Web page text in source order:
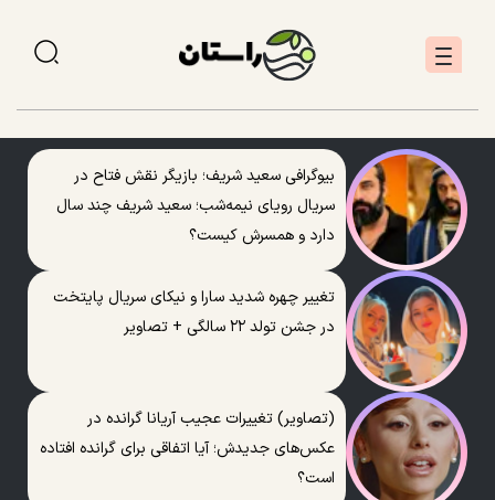
بیوگرافی سعید شریف؛ بازیگر نقش فتاح در
سریال رویای نیمه‌شب؛ سعید شریف چند سال
دارد و همسرش کیست؟
تغییر چهره شدید سارا و نیکای سریال پایتخت
در جشن تولد ۲۲ سالگی + تصاویر
(تصاویر) تغییرات عجیب آریانا گرانده در
عکس‌های جدیدش؛ آیا اتفاقی برای گرانده افتاده
است؟